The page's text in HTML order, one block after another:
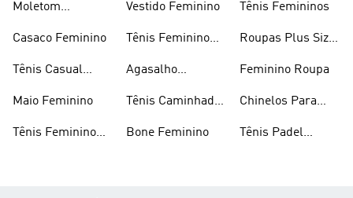
Moletom
Casaco Feminino
Tênis Casual
Maio Feminino
Tênis Feminino
Vestido Feminino
Tênis Feminino
Agasalho
Tênis Caminhada
Bone Feminino
Tênis Femininos
Roupas Plus Size
Feminino Roupa
Chinelos Para
Tênis Padel